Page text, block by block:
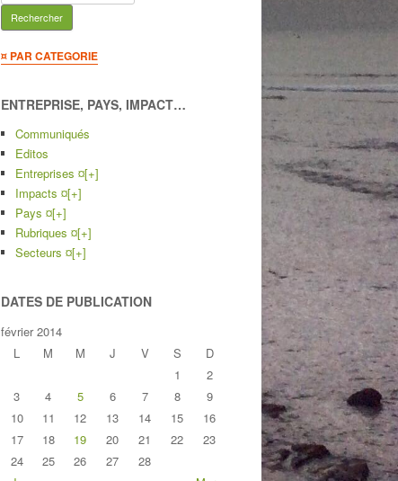
¤ PAR CATEGORIE
ENTREPRISE, PAYS, IMPACT…
Communiqués
Editos
Entreprises ¤[+]
Impacts ¤[+]
Pays ¤[+]
Rubriques ¤[+]
Secteurs ¤[+]
DATES DE PUBLICATION
février 2014
L
M M J V S
D
1
2
3
4 5 6 7 8
9
10
11 12 13 14 15
16
17
18 19 20 21 22
23
24
25 26 27
28